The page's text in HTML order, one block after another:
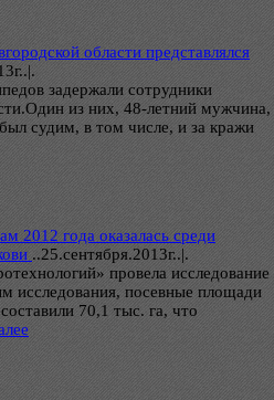
области представлялся
задержали сотрудники
из них, 48-летний мужчина,
судим, в том числе, и за кражи
2012 года оказалась среди
..25.сентября.2013г..|.
провела исследование
исследования, посевные площади
70,1 тыс. га, что